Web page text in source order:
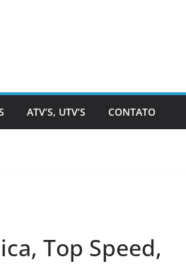
ATV’S, UTV’S CONTATO
Top Speed,